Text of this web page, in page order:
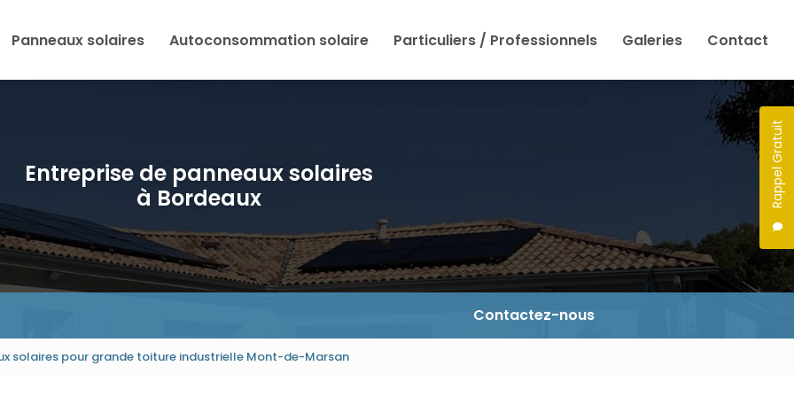
Rappel Gratuit
Panneaux solaires Autoconsommation solaire Particuliers / Professionnels Galeries Contact
Entreprise de panneaux solaires
à Bordeaux
Contactez-nous
solaires pour grande toiture industrielle Mont-de-Marsan